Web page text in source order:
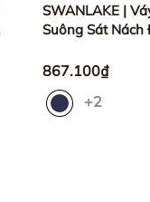
SWANLAKE |
Suông Sát Nách
D12905LW01
867.100₫
+2